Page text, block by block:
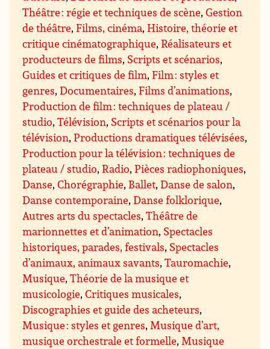
Théâtre : régie et techniques de scène,Gestion
de théâtre,Films, cinéma,Histoire, théorie et
critique cinématographique,Réalisateurs et
producteurs de films, Scripts et scénarios,
Guides et critiques de film,Film : styles et
genres,Documentaires,Films d’animations,
Production de film : techniques de plateau /
studio,Télévision, Scripts et scénarios pour la
télévision,Productions dramatiques télévisées,
Production pour la télévision : techniques de
plateau / studio,Radio,Pièces radiophoniques,
Danse,Chorégraphie, Ballet,Danse de salon,
Danse contemporaine,Danse folklorique,
Autres arts du spectacles,Théâtre de
marionnettes et d’animation, Spectacles
historiques, parades, festivals, Spectacles
d’animaux, animaux savants,Tauromachie,
Musique,Théorie de la musique et
musicologie,Critiques musicales,
Discographies et guide des acheteurs,
Musique : styles et genres,Musique d’art,
musique orchestrale et formelle,Musique